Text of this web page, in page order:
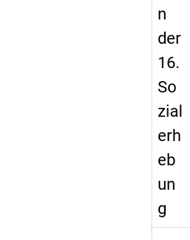
n
der
16.
So
zial
erh
eb
un
g